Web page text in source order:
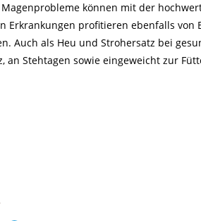
können mit der
Erkrankungen profitieren ebenfalls von
Auch als Heu und Strohersatz bei
an Stehtagen sowie eingeweicht zur